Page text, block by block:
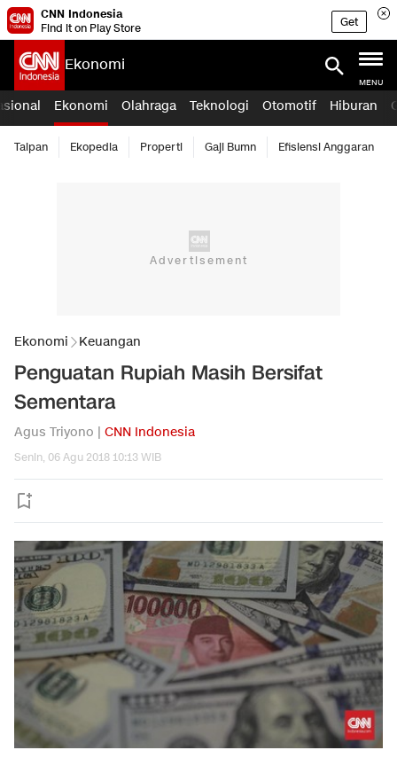
CNN Indonesia
Find it on Play Store
Get
Ekonomi
MENU
Ekonomi Olahraga Teknologi Otomotif Hiburan
Taipan Ekopedia Properti Gaji Bumn Efisiensi Anggaran
Ekonomi Keuangan
Penguatan Rupiah Masih Bersifat
Sementara
Agus Triyono | CNN Indonesia
Senin, 06 Agu 2018 10:13 WIB